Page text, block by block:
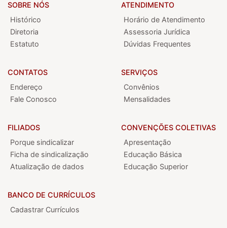
SOBRE NÓS
Histórico
Diretoria
Estatuto
CONTATOS
Endereço
Fale Conosco
ATENDIMENTO
Horário de Atendimento
Assessoria Jurídica
Dúvidas Frequentes
SERVIÇOS
Convênios
Mensalidades
FILIADOS
Porque sindicalizar
Ficha de sindicalização
Atualização de dados
BANCO DE CURRÍCULOS
Cadastrar Currículos
CONVENÇÕES COLETIVAS
Apresentação
Educação Básica
Educação Superior